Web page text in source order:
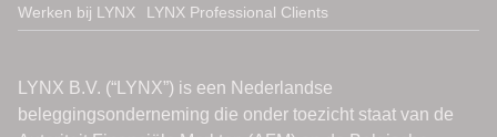
Werken bij LYNX
LYNX Professional Clients